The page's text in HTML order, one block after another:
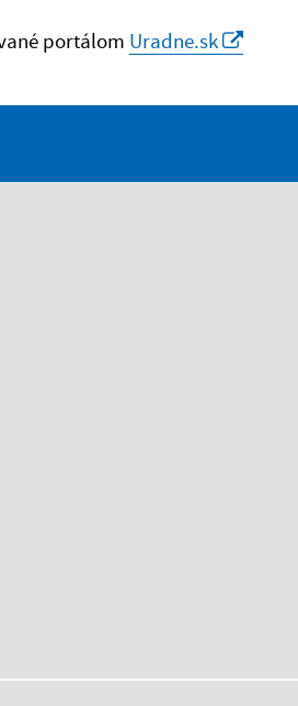
portálom Uradne.sk